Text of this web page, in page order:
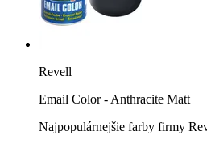
Revell
Email Color - Anthracite Matt
Najpopulárnejšie farby firmy